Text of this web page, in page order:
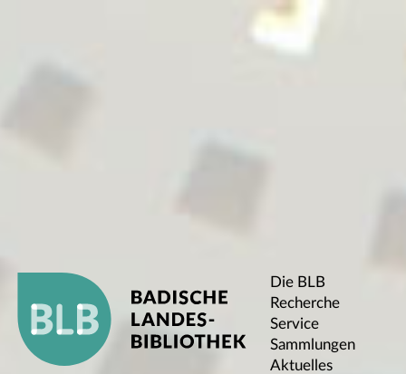
Die BLB
Recherche
Service
Sammlungen
Aktuelles